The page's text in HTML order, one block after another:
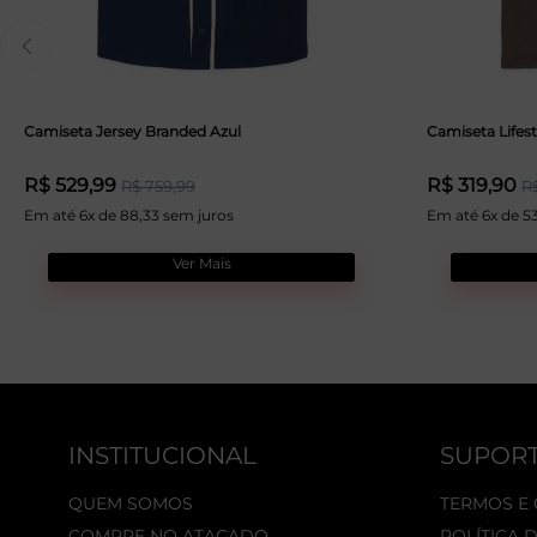
Camiseta Jersey Branded Azul
R$ 529,99 R$ 759,99
Em até 6x de 88,33 sem juros
Ver Mais
Camiseta
R$ 319,90
Em até 6x de
INSTITUCIONAL
QUEM SOMOS
TERMOS E